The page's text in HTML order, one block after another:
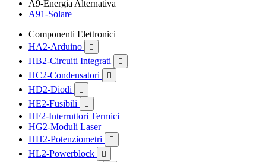
A9-Energia Alternativa
A91-Solare
Componenti Elettronici
HA2-Arduino

HB2-Circuiti Integrati 
HC2-Condensatori 
HD2-Diodi 
HE2-Fusibili 
HF2-Interruttori Termici
HG2-Moduli Laser
HH2-Potenziometri

HL2-Powerblock 